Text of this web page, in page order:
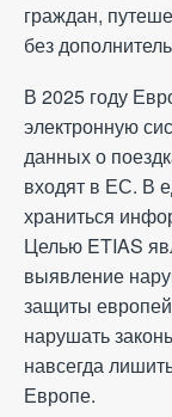
граждан,
без
В 2025 году
электронную
данных о
входят в ЕС. В
храниться
Целью ETIAS
выявление
защиты
нарушать
навсегда
Европе.